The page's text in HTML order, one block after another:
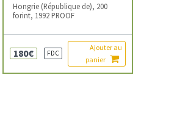
Hongrie (République de), 200
forint, 1992 PROOF
180€ FDC
Ajouter au
panier